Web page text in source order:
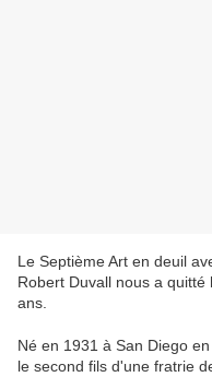
Le Septième Art en deuil
Robert Duvall nous a
ans.
Né en 1931 à San Diego
le second fils d'une fratrie